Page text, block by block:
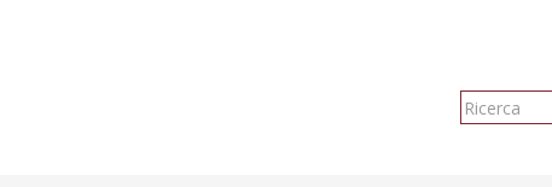
Form